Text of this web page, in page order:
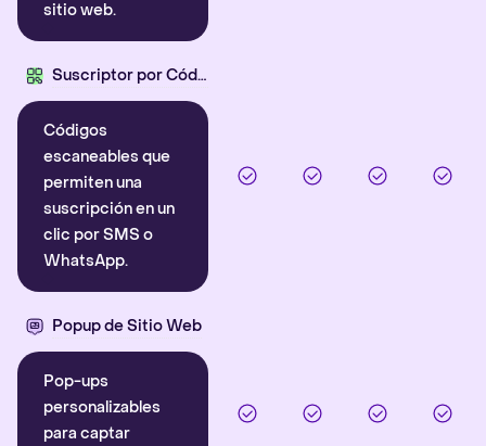
sitio web.
Suscriptor por Código QR
Códigos
escaneables que
permiten una
suscripción en un
clic por SMS o
WhatsApp.
Popup de Sitio Web
Pop-ups
personalizables
para captar